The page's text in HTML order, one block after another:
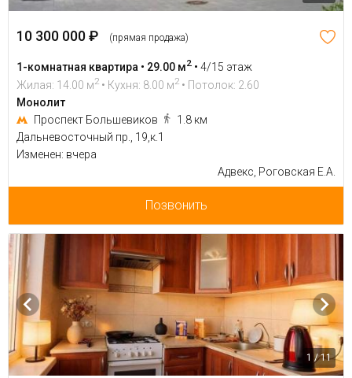
10 300 000 ₽ (прямая продажа)
1-комнатная квартира • 29.00 м2 • 4/15 этаж
Жилая: 14.00 м2 • Кухня: 8.00 м2 • Потолок: 2.60
Монолит
Проспект Большевиков
1.8 км
Дальневосточный пр., 19,к.1
Изменен: вчера
Адвекс, Роговская Е.А.
Позвонить
1 / 11